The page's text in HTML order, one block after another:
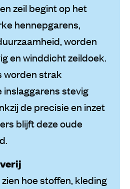
zeil begint op het
hennepgarens,
worden
en winddicht zeildoek.
worden strak
inslaggarens stevig
de precisie en inzet
blijft deze oude
hoe stoffen, kleding